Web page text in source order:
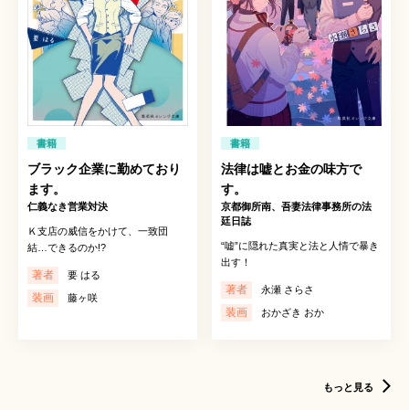
書籍
ブラック企業に勤めており
ます。
仁義なき営業対決
Ｋ支店の威信をかけて、一致団
結…できるのか!?
著者 要 はる
装画 藤ヶ咲
書籍
法律は嘘とお金の味方で
す。
京都御所南、吾妻法律事務所の法
廷日誌
“嘘”に隠れた真実と法と人情で暴き
出す！
著者 永瀬 さらさ
装画 おかざき おか
もっと見る